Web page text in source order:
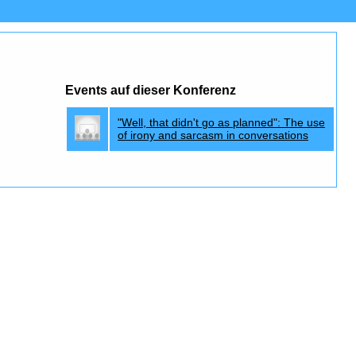
Events auf dieser Konferenz
"Well, that didn't go as planned": The use
of irony and sarcasm in conversations